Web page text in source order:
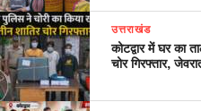
उत्तराखंड
कोटद्वार में घर का
चोर गिरफ्तार,